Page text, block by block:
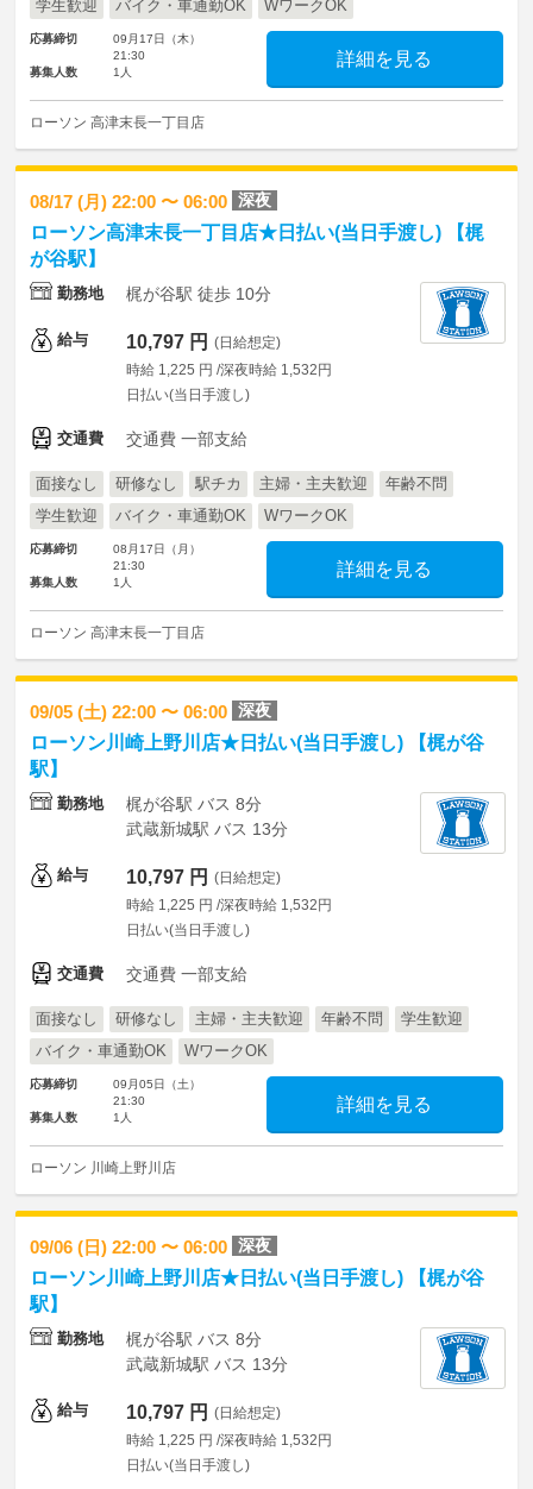
学生歓迎 バイク・車通勤OK WワークOK
応募締切
09月17日（木）
21:30
募集人数
1人
詳細を見る
ローソン 高津末長一丁目店
08/17 (月) 22:00 〜 06:00 深夜
ローソン高津末長一丁目店★日払い(当日手渡し) 【梶
が谷駅】
勤務地 梶が谷駅 徒歩 10分
給与 10,797 円 (日給想定)
時給 1,225 円 /深夜時給 1,532円
日払い(当日手渡し)
交通費 交通費 一部支給
面接なし 研修なし 駅チカ 主婦・主夫歓迎
年齢不問
学生歓迎
バイク・車通勤OK WワークOK
応募締切
08月17日（月）
21:30
募集人数
1人
詳細を見る
ローソン 高津末長一丁目店
09/05 (土) 22:00 〜 06:00 深夜
ローソン川崎上野川店★日払い(当日手渡し) 【梶が谷
駅】
勤務地
梶が谷駅 バス 8分
武蔵新城駅 バス 13分
給与 10,797 円 (日給想定)
時給 1,225 円 /深夜時給 1,532円
日払い(当日手渡し)
交通費 交通費 一部支給
面接なし 研修なし 主婦・主夫歓迎 年齢不問
学生歓迎
バイク・車通勤OK
WワークOK
応募締切
09月05日（土）
21:30
募集人数
1人
詳細を見る
ローソン 川崎上野川店
09/06 (日) 22:00 〜 06:00 深夜
ローソン川崎上野川店★日払い(当日手渡し) 【梶が谷
駅】
勤務地
梶が谷駅 バス 8分
武蔵新城駅 バス 13分
給与 10,797 円 (日給想定)
時給 1,225 円 /深夜時給 1,532円
日払い(当日手渡し)